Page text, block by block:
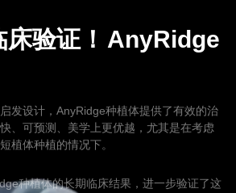
验证！ AnyRidge
发设计，AnyRidge种植体提供了有效的治
、可预测、美学上更优越，尤其是在考虑
植体种植的情况下。
种植体的长期临床结果，进一步验证了这